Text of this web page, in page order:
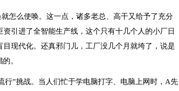
怎么使唤。这一点，诸多老总、高干又给予了充分
引进了全智能生产线，这个只有十几个人的小厂日
现代化。还真邪门儿，工厂没几个月就垮了，说是
。
”挑战。当人们忙于学电脑打字、电脑上网时，A先